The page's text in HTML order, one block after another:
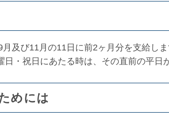
及び11月の11日に前2ヶ月分を支給しま
・祝日にあたる時は、その直前の平日
めには